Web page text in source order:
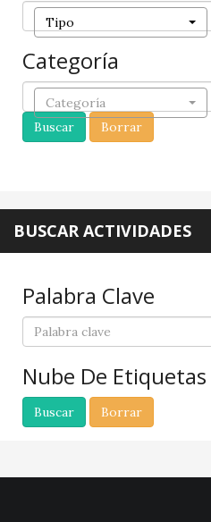
Tipo
Categoría
Categoría
BUSCAR ACTIVIDADES
Palabra Clave
Nube De Etiquetas